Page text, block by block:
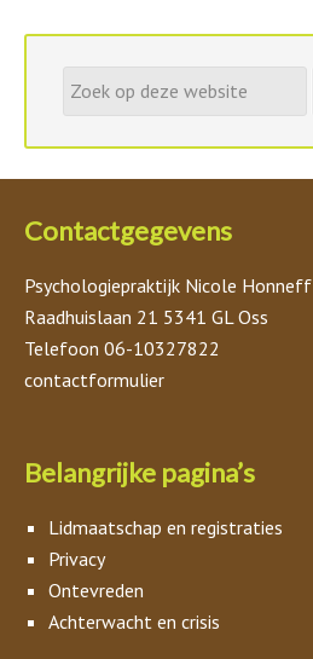
Contactgegevens
Psychologiepraktijk Nicole Honneff
Raadhuislaan 21 5341 GL Oss
Telefoon 06-10327822
contactformulier
Belangrijke pagina’s
Lidmaatschap en registraties
Privacy
Ontevreden
Achterwacht en crisis